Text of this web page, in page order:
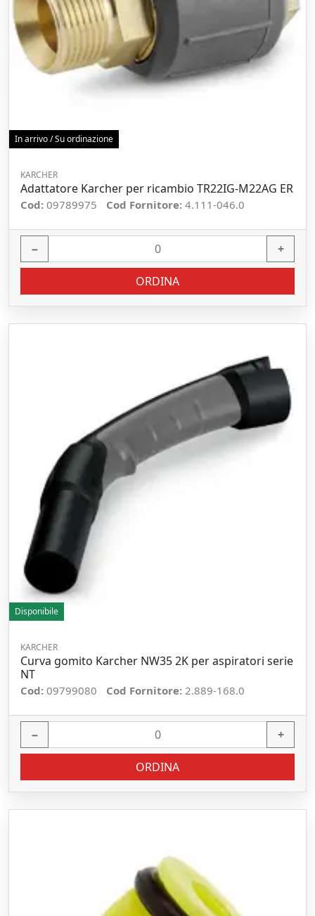
In arrivo / Su ordinazione
KARCHER
Adattatore Karcher per ricambio TR22IG-M22AG ER
Cod: 09789975 Cod Fornitore: 4.111-046.0
− +
ORDINA
Disponibile
KARCHER
Curva gomito Karcher NW35 2K per aspiratori serie
NT
Cod: 09799080 Cod Fornitore: 2.889-168.0
− +
ORDINA